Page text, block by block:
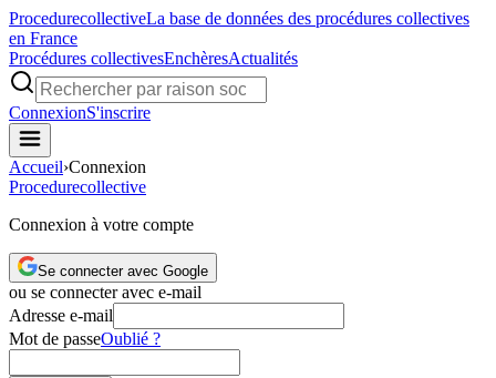
ProcedurecollectiveLa base de données des procédures collectives
en France
Procédures collectivesEnchèresActualités
ConnexionS'inscrire
Accueil›Connexion
Procedurecollective
Connexion à votre compte
Se connecter avec Google
ou se connecter avec e-mail
Adresse e-mail
Mot de passeOublié ?